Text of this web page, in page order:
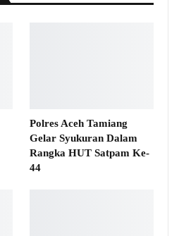
Polres Aceh Tamiang
Gelar Syukuran Dalam
Rangka HUT Satpam Ke-
44